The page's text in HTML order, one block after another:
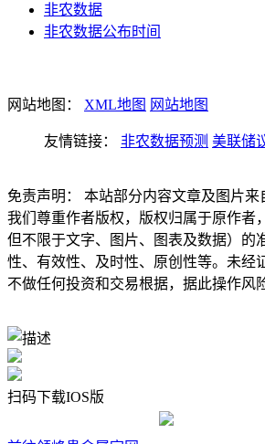
非农数据
非农数据公布时间
网站地图： XML地图 网站地图
友情链接： 非农数据预测 美联储
免责声明： 本站部分内容文章及图片来
我们尊重作者版权，版权归属于原作者
但不限于文字、图片、图表及数据）的
性、有效性、及时性、原创性等。未经
不做任何投资和交易根据，据此操作风
扫码下载IOS版